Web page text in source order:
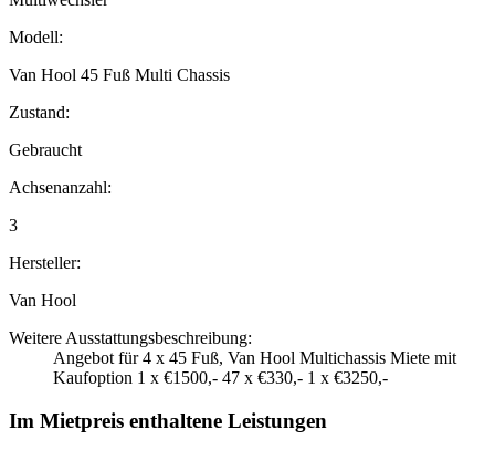
Modell:
Van Hool 45 Fuß Multi Chassis
Zustand:
Gebraucht
Achsenanzahl:
3
Hersteller:
Van Hool
Weitere Ausstattungsbeschreibung:
Angebot für 4 x 45 Fuß, Van Hool Multichassis Miete mit
Kaufoption 1 x €1500,- 47 x €330,- 1 x €3250,-
Im Mietpreis enthaltene Leistungen